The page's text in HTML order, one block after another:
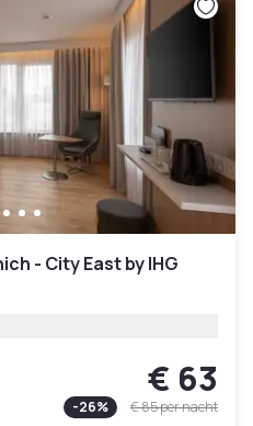
- City East by IHG
€ 63
-26% € 85per nacht